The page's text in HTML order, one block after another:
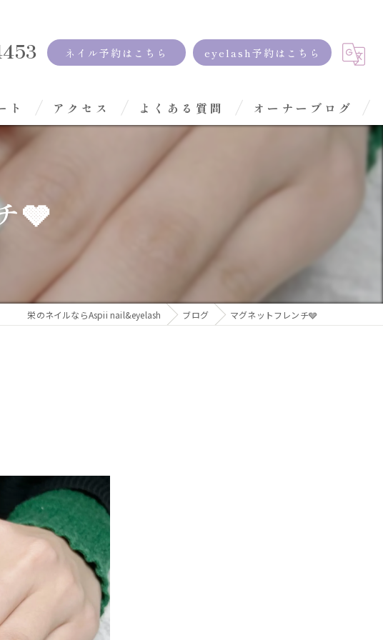
ネイル予約はこちら eyelash予約はこちら
ト アクセス よくある質問 オーナーブログ
🩶
栄のネイルならAspii nail&eyelash ブログ マグネットフレンチ🩶